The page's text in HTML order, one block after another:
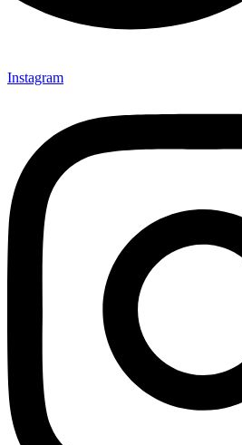
Instagram